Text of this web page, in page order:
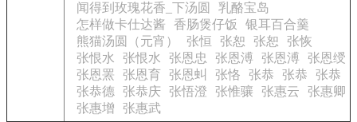
闻得到玫瑰花香_下汤圆
乳酪宝岛
怎样做卡仕达酱
香肠煲仔饭
银耳百合羹
熊猫汤圆（元宵）
张恒 张恕 张恕
张恢
张恨水
张恨水 张恩忠 张恩溥 张恩溥
张恩绶
张恩罴
张恩育 张恩虯 张恪 张恭 张恭
张恭
张恭德
张恭庆 张悟澄 张惟骧 张惠云
张惠卿
张惠增
张惠武